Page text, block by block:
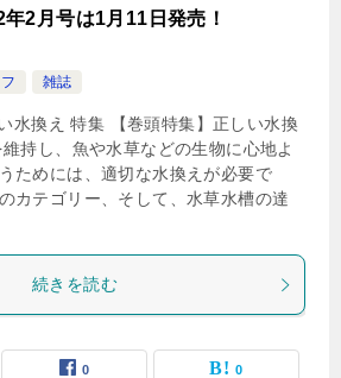
2月号は1月11日発売！
雑誌
換え 特集 【巻頭特集】正しい水換
持し、魚や水草などの生物に心地よ
ためには、適切な水換えが必要で
カテゴリー、そして、水草水槽の達
続きを読む
0 0